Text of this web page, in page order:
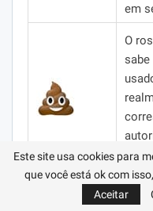
em
O
sabe
Um
Este site usa cookies para
que você está ok com
Aceitar